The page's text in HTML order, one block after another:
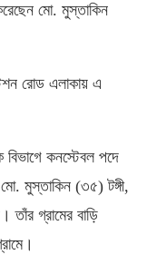
মো. মুস্তাকিন
রোড এলাকায় এ
বিভাগে কনস্টেবল পদে
. মুস্তাকিন (৩৫)টঙ্গী,
তাঁর গ্রামের বাড়ি